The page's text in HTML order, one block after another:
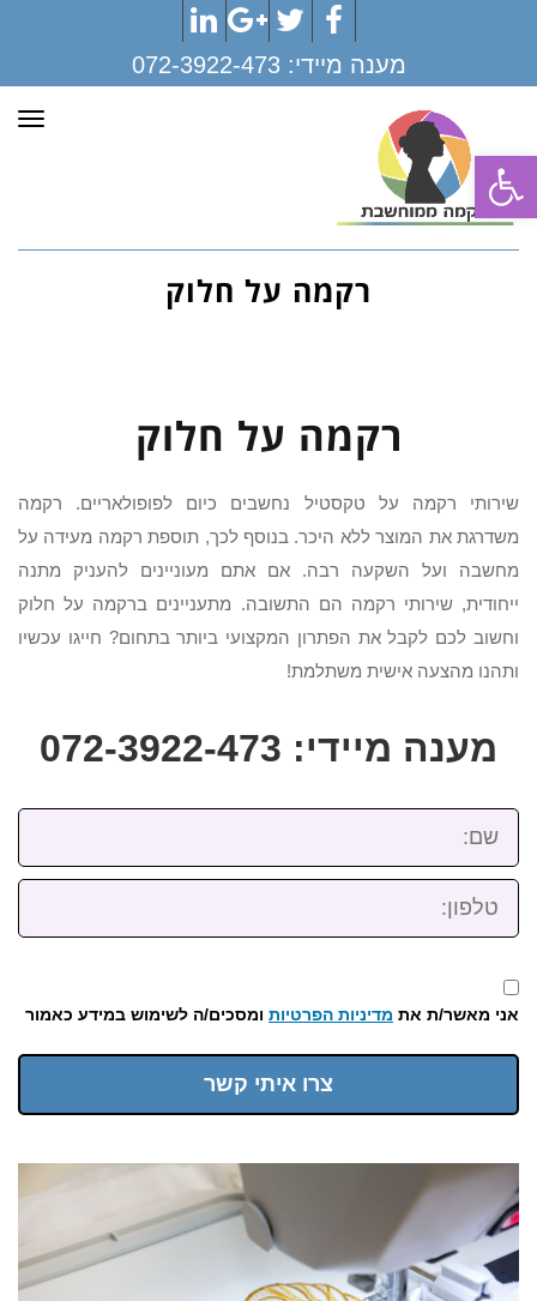
פתח סרגל נגישות
Facebook
Twitter
Google+
LinkedIn
מענה מיידי:072-3922-473
רקמה על חלוק
רקמה על חלוק
שירותי רקמה על טקסטיל נחשבים כיום לפופולאריים. רקמה
משדרגת את המוצר ללא היכר. בנוסף לכך, תוספת רקמה מעידה על
מחשבה ועל השקעה רבה. אם אתם מעוניינים להעניק מתנה
ייחודית, שירותי רקמה הם התשובה. מתעניינים ברקמה על חלוק
וחשוב לכם לקבל את הפתרון המקצועי ביותר בתחום? חייגו עכשיו
ותהנו מהצעה אישית משתלמת!
מענה מיידי: 072-3922-473
שם:
טלפון:
אני מאשר/ת את מדיניות הפרטיות ומסכים/ה לשימוש במידע כאמור
צרו איתי קשר